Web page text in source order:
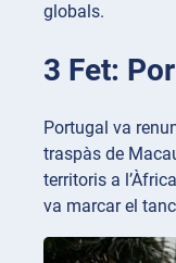
globals.
3 Fet:
Portugal va
traspàs de
territoris a
va marcar el